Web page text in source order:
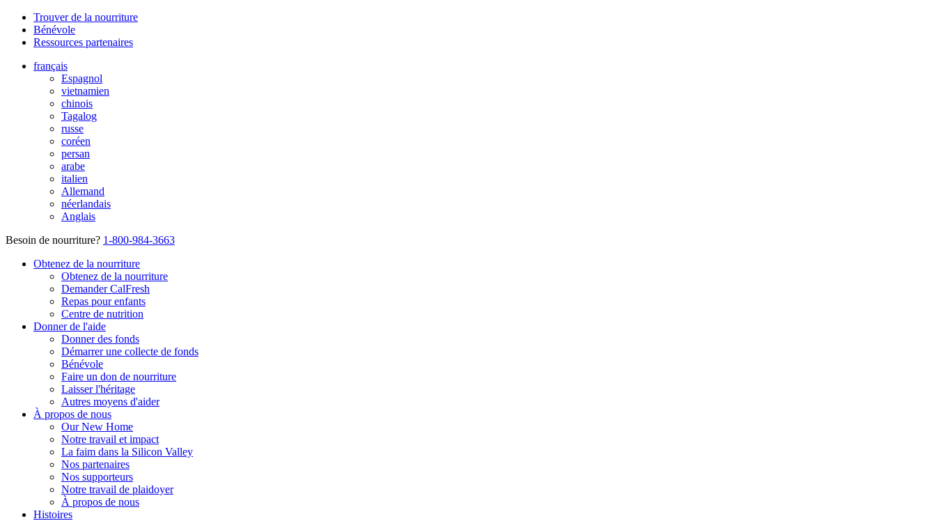
Trouver de la nourriture
Bénévole
Ressources partenaires
français
Espagnol
vietnamien
chinois
Tagalog
russe
coréen
persan
arabe
italien
Allemand
néerlandais
Anglais
Besoin de nourriture? 1-800-984-3663
Obtenez de la nourriture
Obtenez de la nourriture
Demander CalFresh
Repas pour enfants
Centre de nutrition
Donner de l'aide
Donner des fonds
Démarrer une collecte de fonds
Bénévole
Faire un don de nourriture
Laisser l'héritage
Autres moyens d'aider
À propos de nous
Our New Home
Notre travail et impact
La faim dans la Silicon Valley
Nos partenaires
Nos supporteurs
Notre travail de plaidoyer
À propos de nous
Histoires